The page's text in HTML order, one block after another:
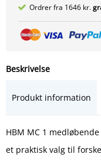
Ordrer fra 1646 kr.
Beskrivelse
Produkt information
HBM MC 1
et praktisk valg til